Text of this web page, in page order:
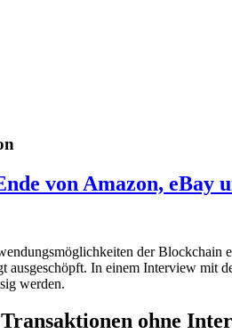
von Amazon, eBay
der Blockchain
ausgeschöpft. In einem Interview mit
werden.
ohne